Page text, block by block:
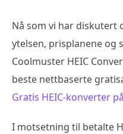
Nå som vi har diskutert
ytelsen, prisplanene og
Coolmuster HEIC
beste nettbaserte
Gratis HEIC-konverter
I motsetning til betalte